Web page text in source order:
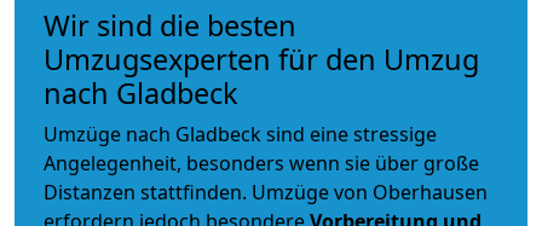
Wir sind die besten
Umzugsexperten für den Umzug
nach Gladbeck
Umzüge nach Gladbeck sind eine stressige
Angelegenheit, besonders wenn sie über große
Distanzen stattfinden. Umzüge von Oberhausen